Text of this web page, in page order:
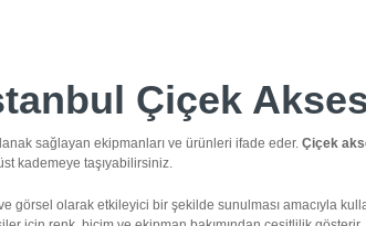
Çiçek
sağlayan ekipmanları ve ürünleri ifade eder. Çiçek
kademeye taşıyabilirsiniz.
görsel olarak etkileyici bir şekilde sunulması amacıyla